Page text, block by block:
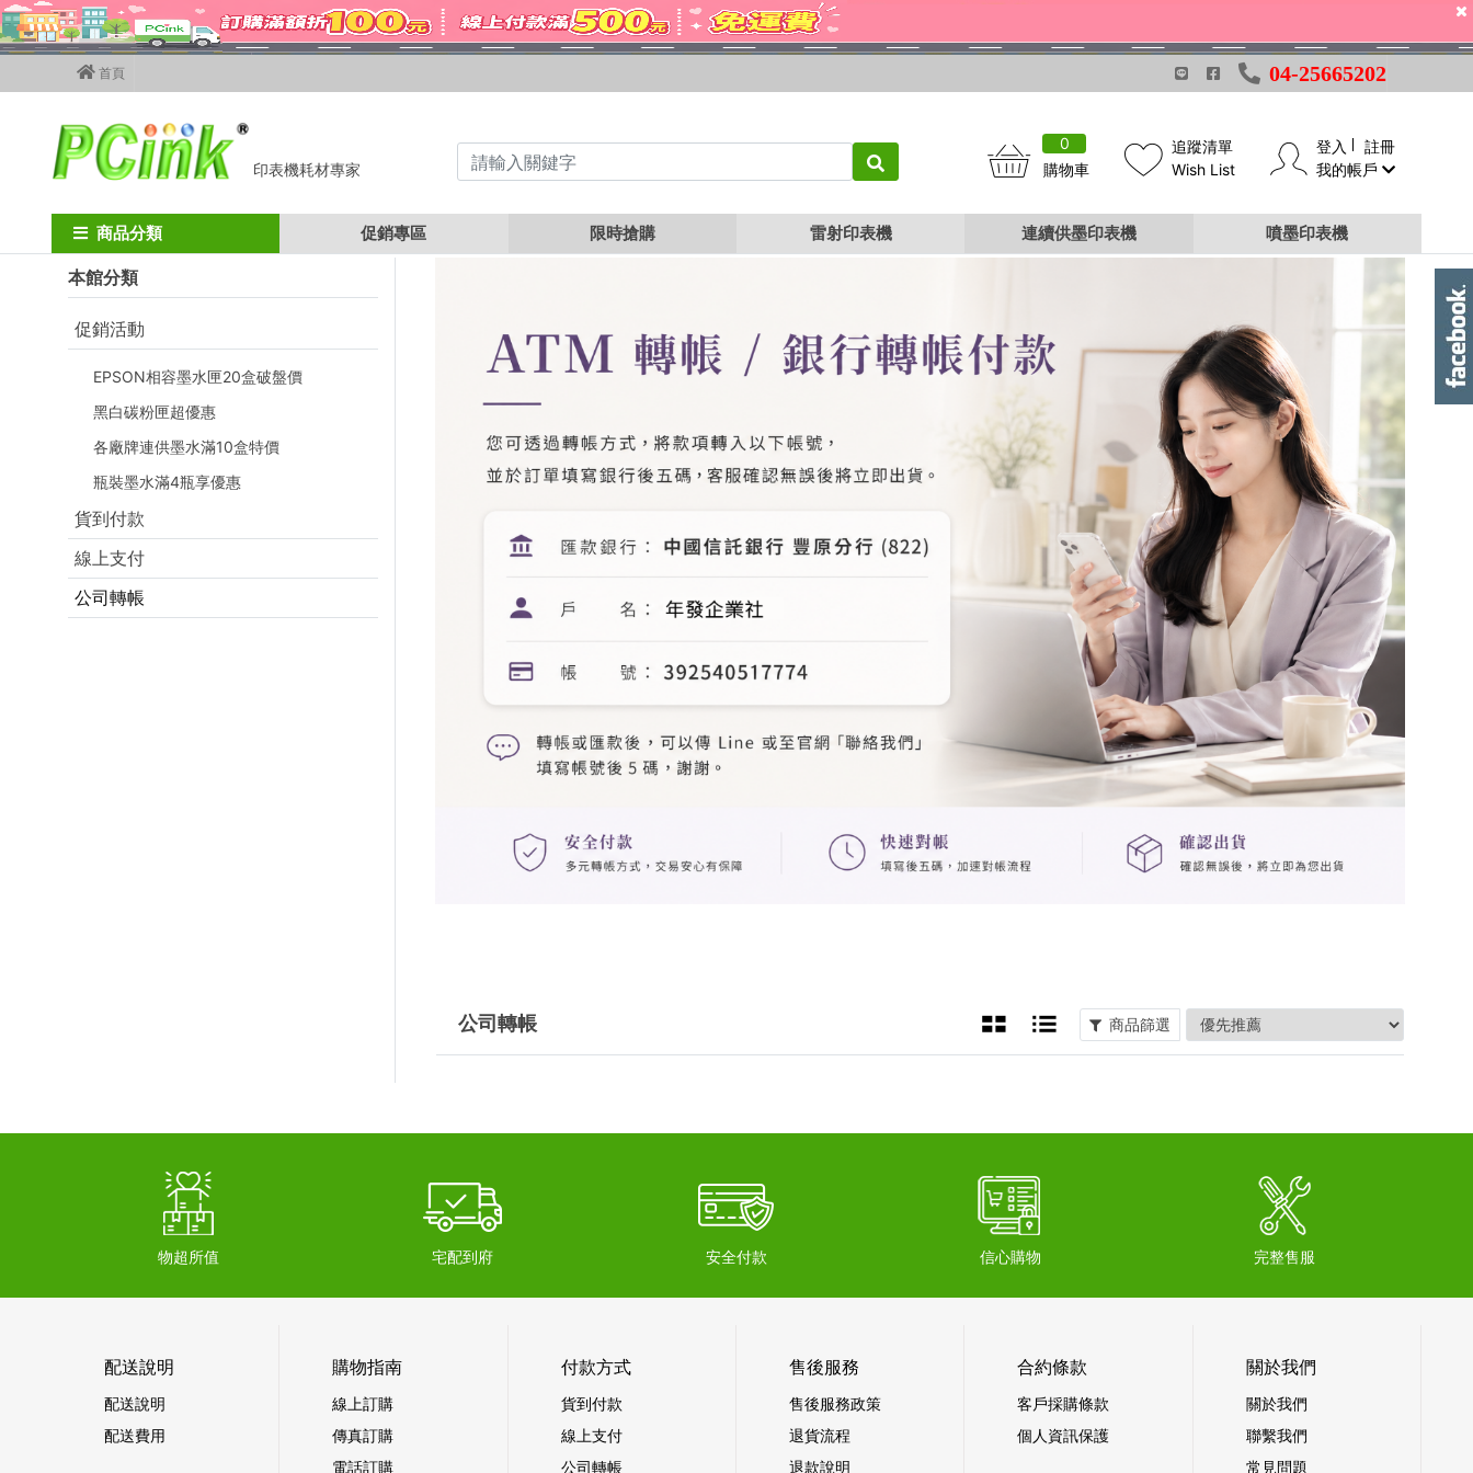
首頁 04-25665202
印表機耗材專家
0
購物車
追蹤清單
Wish List
登入
註冊
我的帳戶
商品分類 促銷專區 限時搶購 雷射印表機 連續供墨印表機 噴墨印表機
Home 付款方式 公司轉帳
本館分類
促銷活動
EPSON相容墨水匣20盒破盤價
黑白碳粉匣超優惠
各廠牌連供墨水滿10盒特價
瓶裝墨水滿4瓶享優惠
貨到付款
線上支付
公司轉帳
商品篩選
公司轉帳
物超所值 宅配到府 安全付款 信心購物 完整售服
配送說明
配送說明
配送費用
購物指南
線上訂購
傳真訂購
電話訂購
付款方式
貨到付款
線上支付
公司轉帳
售後服務
售後服務政策
退貨流程
退款說明
合約條款
客戶採購條款
個人資訊保護
關於我們
關於我們
聯繫我們
常見問題